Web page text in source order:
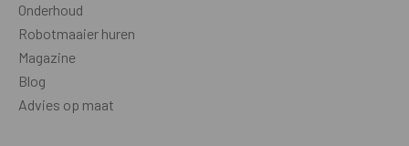
Laadstation extern opgesteld buiten
GPS bereik
CAMERA
Camera t.b.v. ondersteuning bij
Onderhoud
Robotmaaier huren
Magazine
Blog
Advies op maat